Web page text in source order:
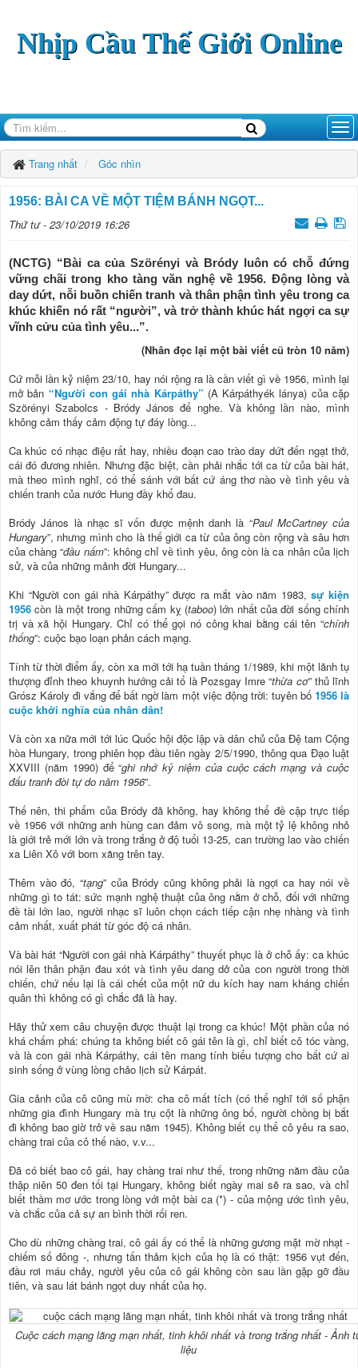
Nhịp Cầu Thế Giới Online
Trang nhất Góc nhìn
1956: BÀI CA VỀ MỘT TIỆM BÁNH NGỌT...
Thứ tư - 23/10/2019 16:26
(NCTG) “Bài ca của Szörényi và Bródy luôn có chỗ đứng
vững chãi trong kho tàng văn nghệ về 1956. Động lòng và
day dứt, nỗi buồn chiến tranh và thân phận tình yêu trong ca
khúc khiến nó rất “người”, và trở thành khúc hát ngợi ca sự
vĩnh cửu của tình yêu...”.
(Nhân đọc lại một bài viết cũ tròn 10 năm)
Cứ mỗi lần kỷ niệm 23/10, hay nói rộng ra là cần viết gì về 1956, mình lại
mở bản “Người con gái nhà Kárpáthy” (A Kárpáthyék lánya) của cặp
Szörényi Szabolcs - Bródy János để nghe. Và không lần nào, mình
không cảm thấy cảm động tự đáy lòng...
Ca khúc có nhạc điệu rất hay, nhiều đoạn cao trào day dứt đến ngạt thở,
cái đó đương nhiên. Nhưng đặc biệt, cần phải nhắc tới ca từ của bài hát,
mà theo mình nghĩ, có thể sánh với bất cứ áng thơ nào về tình yêu và
chiến tranh của nước Hung đầy khổ đau.
Bródy János là nhạc sĩ vốn được mệnh danh là “Paul McCartney của
Hungary”, nhưng mình cho là thế giới ca từ của ông còn rộng và sâu hơn
của chàng “đầu nấm”: không chỉ về tình yêu, ông còn là ca nhân của lịch
sử, và của những mảnh đời Hungary...
Khi “Người con gái nhà Kárpáthy” được ra mắt vào năm 1983,sự kiện
1956 còn là một trong những cấm kỵ (taboo) lớn nhất của đời sống chính
trị và xã hội Hungary. Chỉ có thể gọi nó công khai bằng cái tên “chính
thống”: cuộc bạo loạn phản cách mạng.
Tính từ thời điểm ấy, còn xa mới tới hạ tuần tháng 1/1989, khi một lãnh tụ
thượng đỉnh theo khuynh hướng cải tổ là Pozsgay Imre “thừa cơ” thủ lĩnh
Grósz Károly đi vắng để bất ngờ làm một việc động trời: tuyên bố 1956 là
cuộc khởi nghĩa của nhân dân!
Và còn xa nữa mới tới lúc Quốc hội độc lập và dân chủ của Đệ tam Cộng
hòa Hungary, trong phiên họp đầu tiên ngày 2/5/1990, thông qua Đạo luật
XXVIII (năm 1990) để “ghi nhớ kỷ niệm của cuộc cách mạng và cuộc
đấu tranh đòi tự do năm 1956”.
Thế nên, thi phẩm của Bródy đã không, hay không thể đề cập trực tiếp
về 1956 với những anh hùng can đảm vô song, mà một tỷ lệ không nhỏ
là giới trẻ mới lớn và trong trắng ở độ tuổi 13-25, can trường lao vào chiến
xa Liên Xô với bom xăng trên tay.
Thêm vào đó, “tạng” của Bródy cũng không phải là ngợi ca hay nói về
những gì to tát: sức mạnh nghệ thuật của ông nằm ở chỗ, đối với những
đề tài lớn lao, người nhạc sĩ luôn chọn cách tiếp cận nhẹ nhàng và tình
cảm nhất, xuất phát từ góc độ cá nhân.
Và bài hát “Người con gái nhà Kárpáthy” thuyết phục là ở chỗ ấy: ca khúc
nói lên thân phận đau xót và tình yêu dang dở của con người trong thời
chiến, chứ nếu lại là cái chết của một nữ du kích hay nam kháng chiến
quân thì không có gì chắc đã là hay.
Hãy thử xem câu chuyện được thuật lại trong ca khúc! Một phần của nó
khá chấm phá: chúng ta không biết cô gái tên là gì, chỉ biết cô tóc vàng,
và là con gái nhà Kárpáthy, cái tên mang tính biểu tượng cho bất cứ ai
sinh sống ở vùng lòng chảo lịch sử Kárpát.
Gia cảnh của cô cũng mù mờ: cha cô mất tích (có thể nghĩ tới số phận
những gia đình Hungary mà trụ cột là những ông bố, người chồng bị bắt
đi không bao giờ trở về sau năm 1945). Không biết cụ thể cô yêu ra sao,
chàng trai của cô thế nào, v.v...
Đã có biết bao cô gái, hay chàng trai như thế, trong những năm đầu của
thập niên 50 đen tối tại Hungary, không biết ngày mai sẽ ra sao, và chỉ
biết thầm mơ ước trong lòng với một bài ca (*) - của mộng ước tình yêu,
và chắc của cả sự an bình thời rối ren.
Cho dù những chàng trai, cô gái ấy có thể là những gương mặt mờ nhạt -
chiếm số đông -, nhưng tấn thảm kịch của họ là có thật: 1956 vụt đến,
đầu rơi máu chảy, người yêu của cô gái không còn sau lần gặp gỡ đầu
tiên, và sau lát bánh ngọt duy nhất của họ.
Cuộc cách mạng lãng mạn nhất, tinh khôi nhất và trong trắng nhất - Ảnh
liệu